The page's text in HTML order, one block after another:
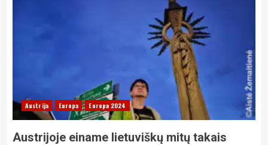
Austrija Europa Europa 2024
Austrijoje einame lietuviškų mitų takais